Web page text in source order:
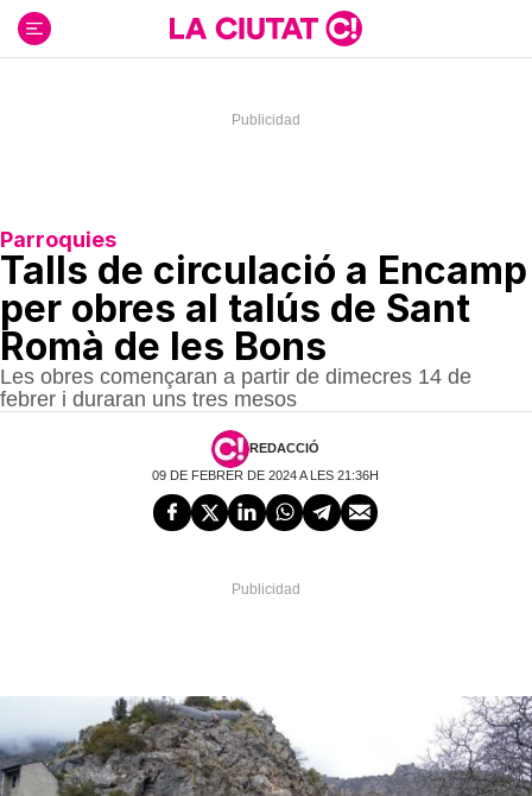
contenido
Parroquies
Talls de circulació a Encamp
per obres al talús de Sant
Romà de les Bons
Les obres començaran a partir de dimecres 14 de
febrer i duraran uns tres mesos
REDACCIÓ
09 DE FEBRER DE 2024 A LES 21:36H